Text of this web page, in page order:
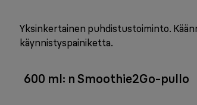
Yksinkertainen puhdistustoiminto.
käynnistyspainiketta.
600 ml: n Smoothie2Go-pullo